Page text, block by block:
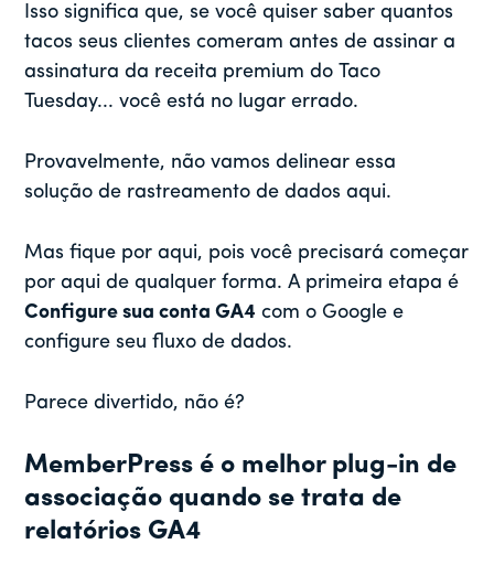
Isso significa que, se você quiser saber quantos
tacos seus clientes comeram antes de assinar a
assinatura da receita premium do Taco
Tuesday... você está no lugar errado.
Provavelmente, não vamos delinear essa
solução de rastreamento de dados aqui.
Mas fique por aqui, pois você precisará começar
por aqui de qualquer forma. A primeira etapa é
Configure sua conta GA4 com o Google e
configure seu fluxo de dados.
Parece divertido, não é?
MemberPress é o melhor plug-in de
associação quando se trata de
relatórios GA4